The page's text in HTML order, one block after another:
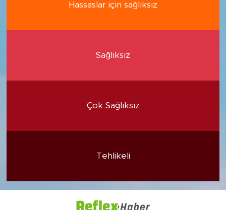
Hassaslar için sağlıksız
Sağlıksız
Çok Sağlıksız
Tehlikeli